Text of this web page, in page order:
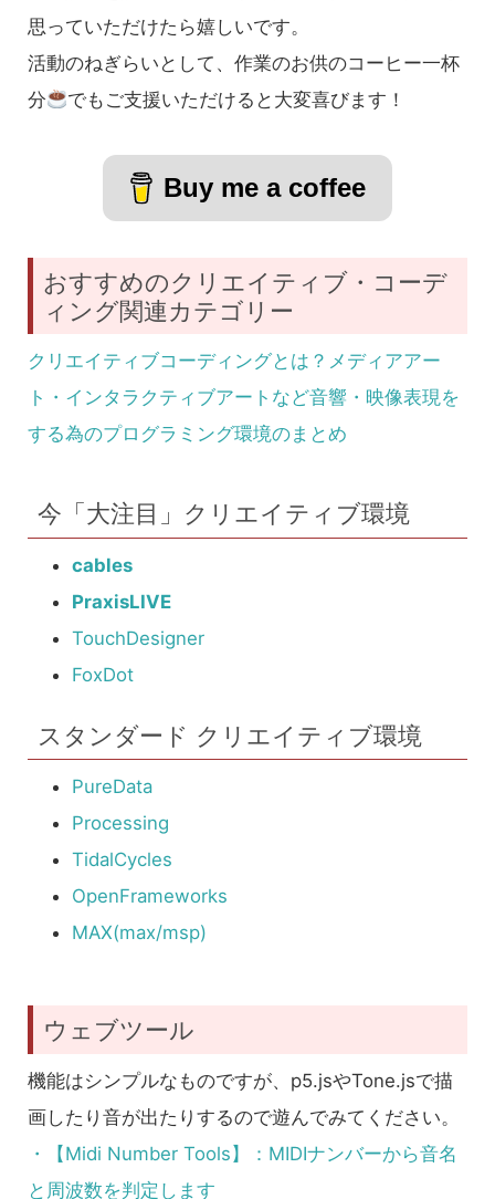
思っていただけたら嬉しいです。
活動のねぎらいとして、作業のお供のコーヒー一杯
分
でもご支援いただけると大変喜びます！
Buy me a coffee
おすすめのクリエイティブ・コーデ
ィング関連カテゴリー
クリエイティブコーディングとは？メディアアー
ト・インタラクティブアートなど音響・映像表現を
する為のプログラミング環境のまとめ
今「大注目」クリエイティブ環境
cables
PraxisLIVE
TouchDesigner
FoxDot
スタンダード クリエイティブ環境
PureData
Processing
TidalCycles
OpenFrameworks
MAX(max/msp)
ウェブツール
機能はシンプルなものですが、p5.jsやTone.jsで描
画したり音が出たりするので遊んでみてください。
・【Midi Number Tools】：MIDIナンバーから音名
と周波数を判定します